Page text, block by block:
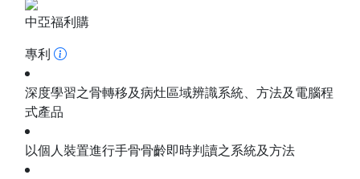
中亞福利購
專利
深度學習之骨轉移及病灶區域辨識系統、方法及電腦程
式產品
以個人裝置進行手骨骨齡即時判讀之系統及方法